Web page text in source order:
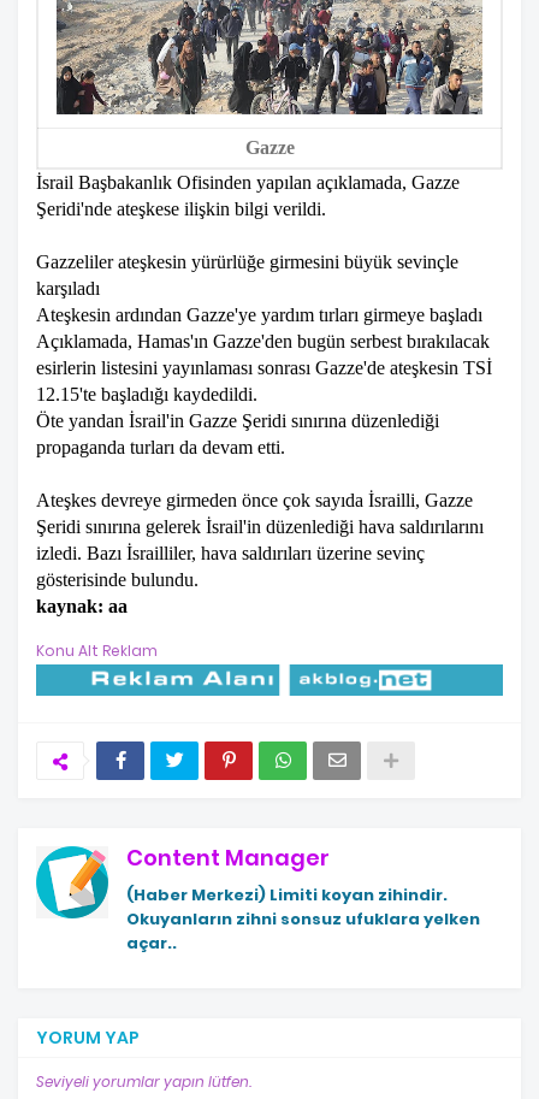
Gazze
İsrail Başbakanlık Ofisinden yapılan açıklamada, Gazze
Şeridi'nde ateşkese ilişkin bilgi verildi.
Gazzeliler ateşkesin yürürlüğe girmesini büyük sevinçle
karşıladı
Ateşkesin ardından Gazze'ye yardım tırları girmeye başladı
Açıklamada, Hamas'ın Gazze'den bugün serbest bırakılacak
esirlerin listesini yayınlaması sonrası Gazze'de ateşkesin TSİ
12.15'te başladığı kaydedildi.
Öte yandan İsrail'in Gazze Şeridi sınırına düzenlediği
propaganda turları da devam etti.
Ateşkes devreye girmeden önce çok sayıda İsrailli, Gazze
Şeridi sınırına gelerek İsrail'in düzenlediği hava saldırılarını
izledi. Bazı İsrailliler, hava saldırıları üzerine sevinç
gösterisinde bulundu.
kaynak: aa
Konu Alt Reklam
Content Manager
(Haber Merkezi) Limiti koyan zihindir.
Okuyanların zihni sonsuz ufuklara yelken
açar..
YORUM YAP
Seviyeli yorumlar yapın lütfen.